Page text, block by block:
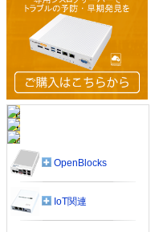
OpenBlocks
IoT関連